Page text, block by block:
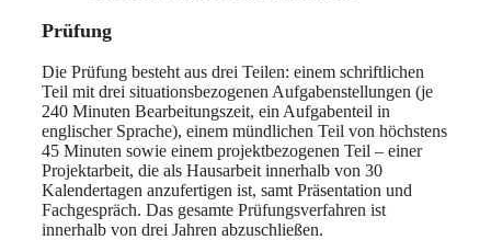
Prüfung
Die Prüfung besteht aus drei Teilen: einem schriftlichen
Teil mit drei situationsbezogenen Aufgabenstellungen (je
240 Minuten Bearbeitungszeit, ein Aufgabenteil in
englischer Sprache), einem mündlichen Teil von höchstens
45 Minuten sowie einem projektbezogenen Teil – einer
Projektarbeit, die als Hausarbeit innerhalb von 30
Kalendertagen anzufertigen ist, samt Präsentation und
Fachgespräch. Das gesamte Prüfungsverfahren ist
innerhalb von drei Jahren abzuschließen.